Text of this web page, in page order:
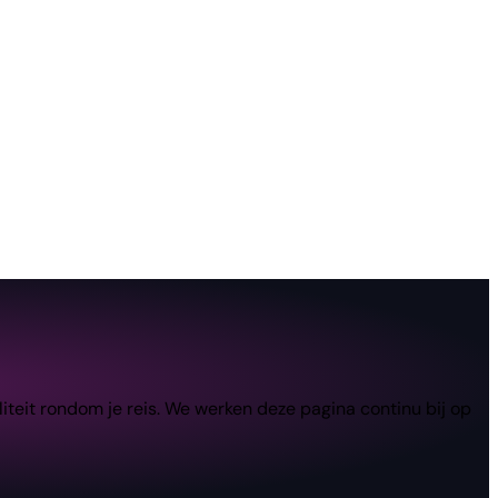
rondom je reis. We werken deze pagina continu bij op